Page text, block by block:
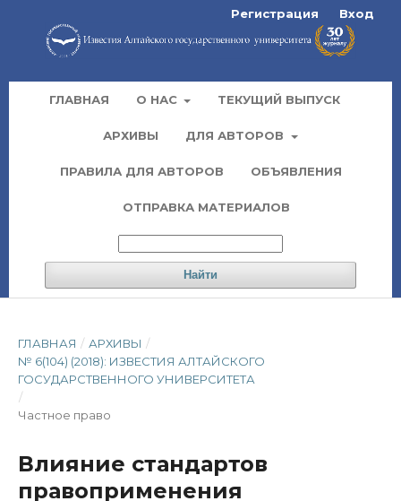
ГЛАВНАЯ О НАС ТЕКУЩИЙ ВЫПУСК
АРХИВЫ ДЛЯ АВТОРОВ
ПРАВИЛА ДЛЯ АВТОРОВ ОБЪЯВЛЕНИЯ
ОТПРАВКА МАТЕРИАЛОВ
Найти
Регистрация Вход
ГЛАВНАЯ / АРХИВЫ /
№ 6(104) (2018): ИЗВЕСТИЯ АЛТАЙСКОГО
ГОСУДАРСТВЕННОГО УНИВЕРСИТЕТА
/
Частное право
Влияние стандартов
правоприменения